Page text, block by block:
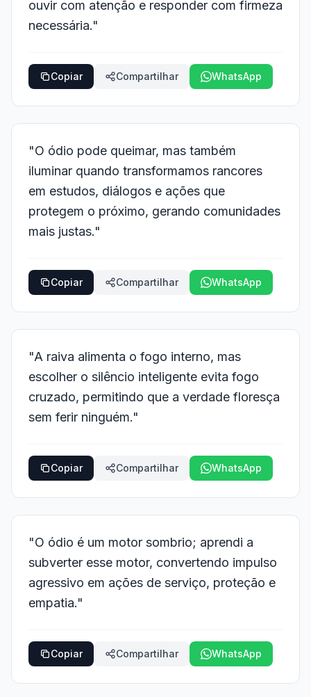
ouvir com atenção e responder com firmeza
necessária."
Copiar Compartilhar WhatsApp
"O ódio pode queimar, mas também
iluminar quando transformamos rancores
em estudos, diálogos e ações que
protegem o próximo, gerando comunidades
mais justas."
Copiar Compartilhar WhatsApp
"A raiva alimenta o fogo interno, mas
escolher o silêncio inteligente evita fogo
cruzado, permitindo que a verdade floresça
sem ferir ninguém."
Copiar Compartilhar WhatsApp
"O ódio é um motor sombrio; aprendi a
subverter esse motor, convertendo impulso
agressivo em ações de serviço, proteção e
empatia."
Copiar Compartilhar WhatsApp